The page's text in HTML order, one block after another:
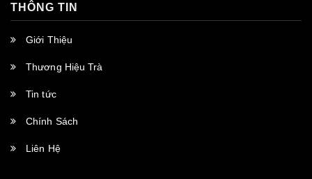
THÔNG TIN
Giới Thiệu
Thương Hiệu Trà
Tin tức
Chính Sách
Liên Hệ